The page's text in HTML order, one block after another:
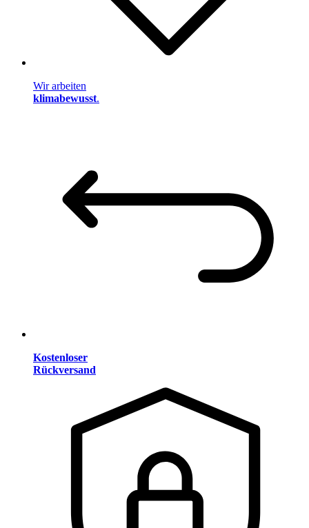
Wir arbeiten
klimabewusst.
Kostenloser
Rückversand